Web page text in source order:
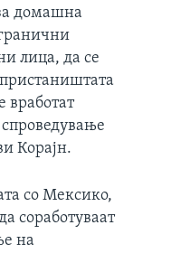
домашна
лица, да се
вработат
Корајн.
со Мексико,
соработуваат
на